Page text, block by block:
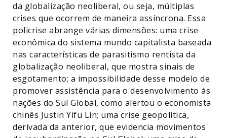
da globalização neoliberal, ou seja, múltiplas
crises que ocorrem de maneira assíncrona. Essa
policrise abrange várias dimensões: uma crise
econômica do sistema mundo capitalista baseada
nas características de parasitismo rentista da
globalização neoliberal, que mostra sinais de
esgotamento; a impossibilidade desse modelo de
promover assistência para o desenvolvimento às
nações do Sul Global, como alertou o economista
chinês Justin Yifu Lin; uma crise geopolítica,
derivada da anterior, que evidencia movimentos